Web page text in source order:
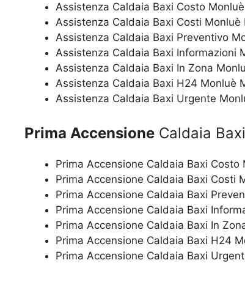
Assistenza Caldaia Baxi Costo
Assistenza Caldaia Baxi Costi Monluè
Assistenza Caldaia Baxi Preventivo
Assistenza Caldaia Baxi Informazioni
Assistenza Caldaia Baxi In Zona
Assistenza Caldaia Baxi H24 Monluè
Assistenza Caldaia Baxi Urgente
Prima Accensione Caldaia
Prima Accensione Caldaia Baxi Costo
Prima Accensione Caldaia Baxi Costi
Prima Accensione Caldaia Baxi
Prima Accensione Caldaia Baxi
Prima Accensione Caldaia Baxi In
Prima Accensione Caldaia Baxi H24
Prima Accensione Caldaia Baxi